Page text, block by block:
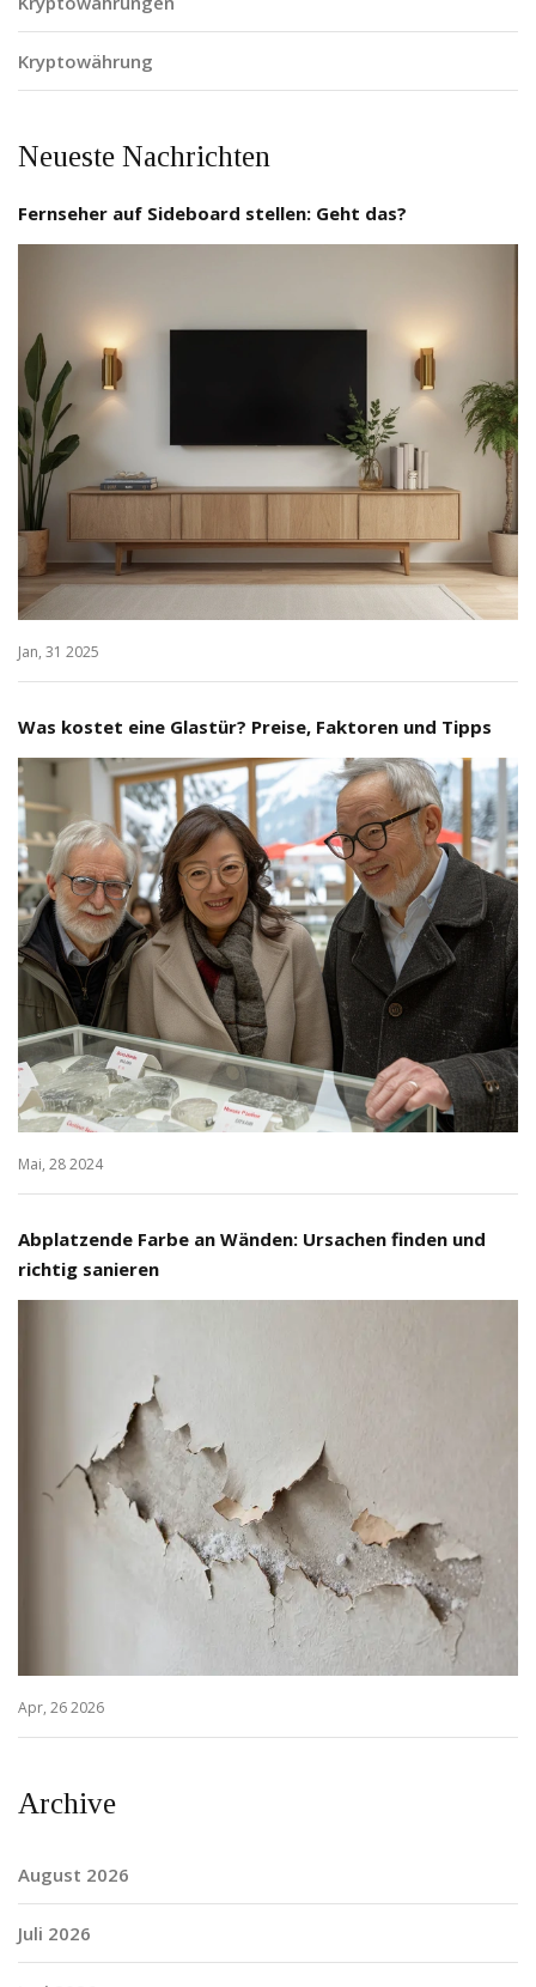
Kryptowährung
Neueste Nachrichten
Fernseher auf Sideboard stellen: Geht das?
Jan, 31 2025
Was kostet eine Glastür? Preise, Faktoren und Tipps
Mai, 28 2024
Abplatzende Farbe an Wänden: Ursachen finden und
richtig sanieren
Apr, 26 2026
Archive
August 2026
Juli 2026